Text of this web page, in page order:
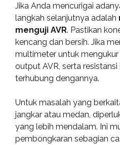
Jika Anda mencurigai
langkah selanjutnya adalah
menguji AVR. Pastikan
kencang dan bersih. Jika
multimeter untuk
output AVR, serta
terhubung dengannya.
Untuk masalah yang
jangkar atau medan,
yang lebih mendalam. Ini
pembongkaran sebagian